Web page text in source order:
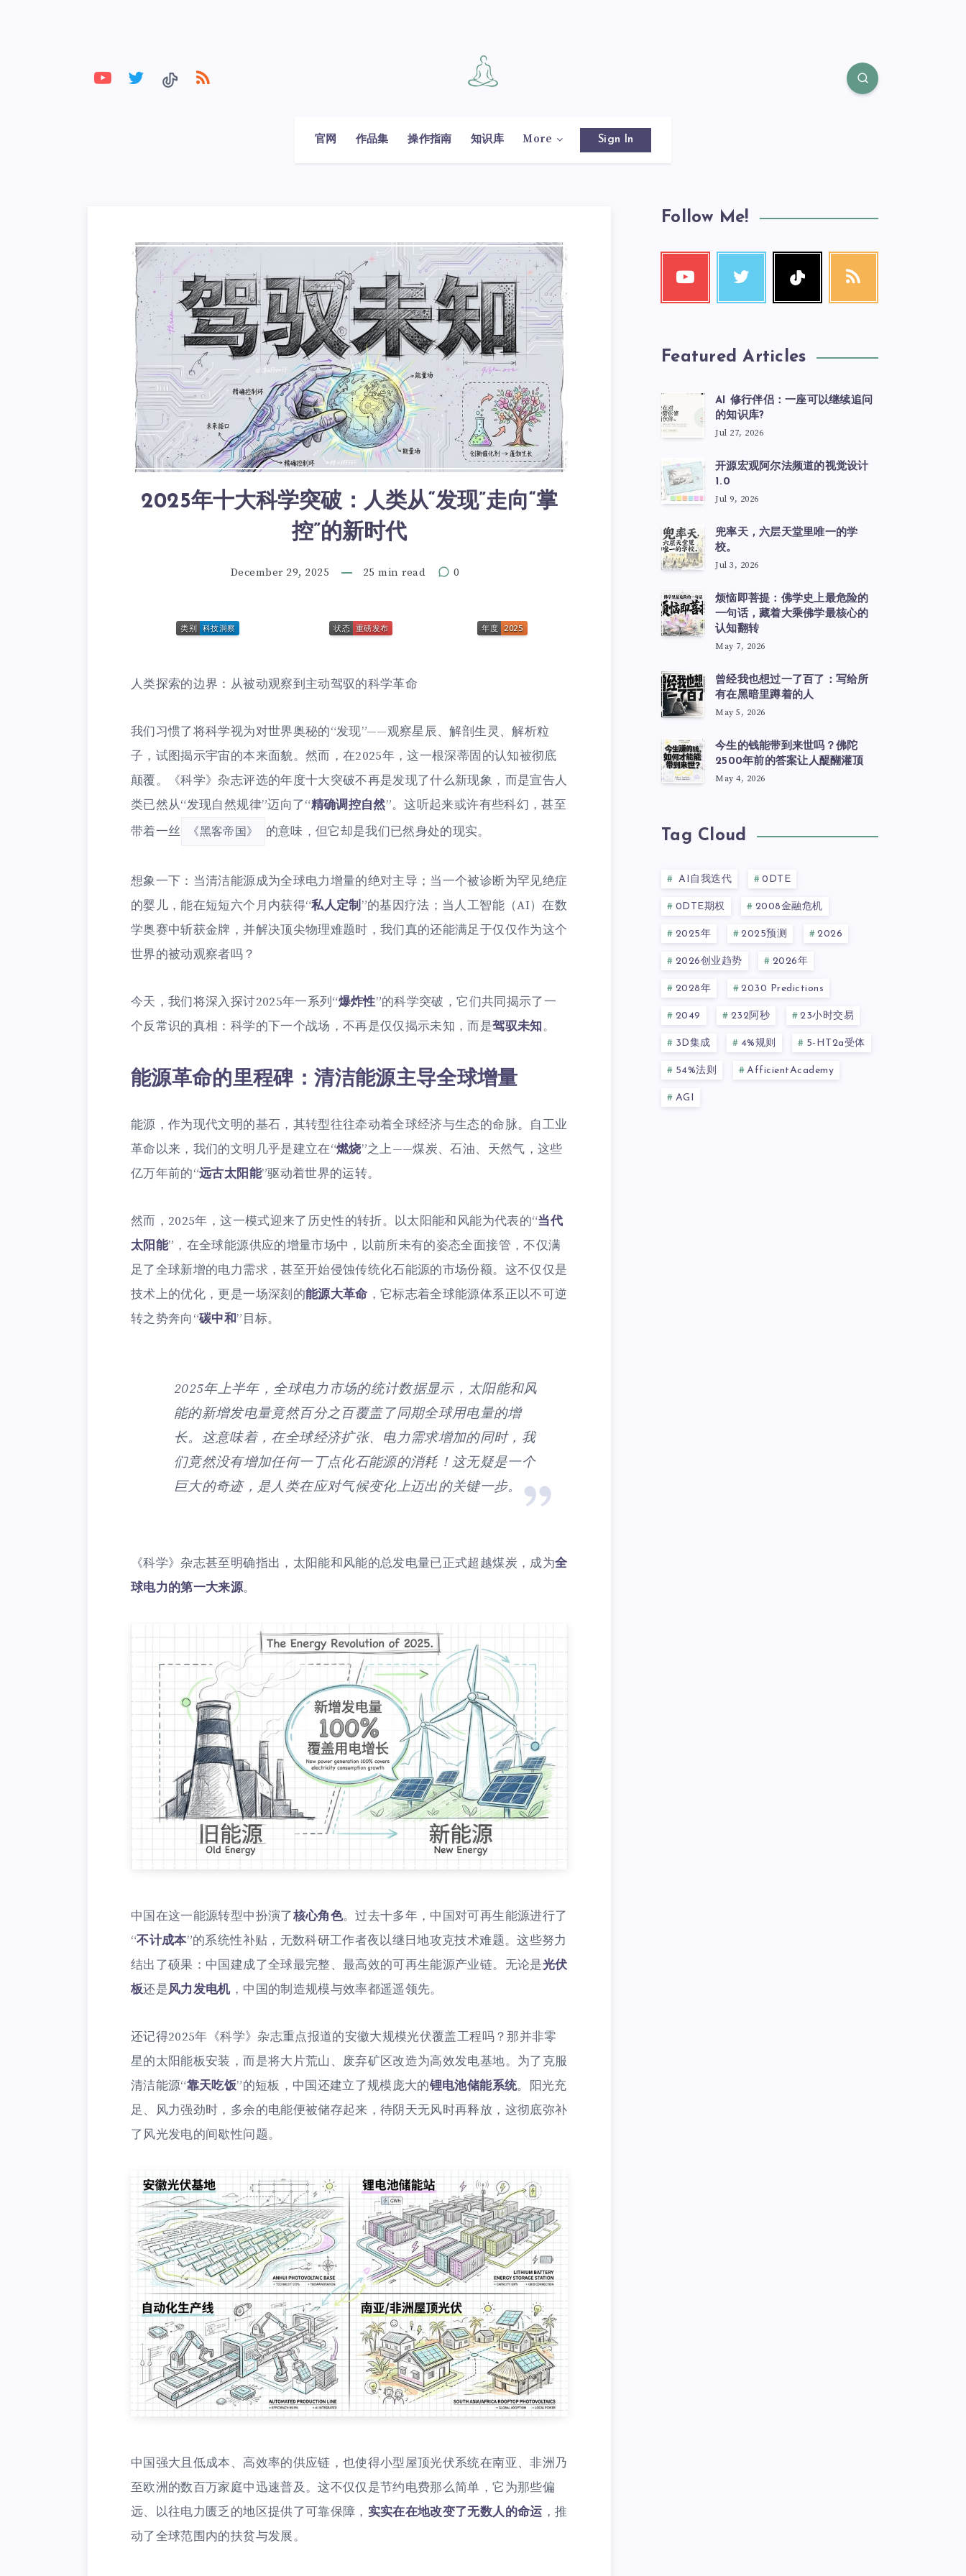
官网 作品集 操作指南 知识库 More Sign In
2025年十大科学突破：人类从“发现”走向“掌
控”的新时代
December 29, 2025 25 min read 0
人类探索的边界：从被动观察到主动驾驭的科学革命
我们习惯了将科学视为对世界奥秘的“发现”——观察星辰、解剖生灵、解析粒
子，试图揭示宇宙的本来面貌。然而，在2025年，这一根深蒂固的认知被彻底
颠覆。《科学》杂志评选的年度十大突破不再是发现了什么新现象，而是宣告人
类已然从“发现自然规律”迈向了“精确调控自然”。这听起来或许有些科幻，甚至
带着一丝
《黑客帝国》 的意味，但它却是我们已然身处的现实。
想象一下：当清洁能源成为全球电力增量的绝对主导；当一个被诊断为罕见绝症
的婴儿，能在短短六个月内获得“私人定制”的基因疗法；当人工智能（AI）在数
学奥赛中斩获金牌，并解决顶尖物理难题时，我们真的还能满足于仅仅作为这个
世界的被动观察者吗？
今天，我们将深入探讨2025年一系列“爆炸性”的科学突破，它们共同揭示了一
个反常识的真相：科学的下一个战场，不再是仅仅揭示未知，而是驾驭未知。
能源革命的里程碑：清洁能源主导全球增量
能源，作为现代文明的基石，其转型往往牵动着全球经济与生态的命脉。自工业
革命以来，我们的文明几乎是建立在“燃烧”之上——煤炭、石油、天然气，这些
亿万年前的“远古太阳能”驱动着世界的运转。
然而，2025年，这一模式迎来了历史性的转折。以太阳能和风能为代表的“当代
太阳能”，在全球能源供应的增量市场中，以前所未有的姿态全面接管，不仅满
足了全球新增的电力需求，甚至开始侵蚀传统化石能源的市场份额。这不仅仅是
技术上的优化，更是一场深刻的能源大革命 ，它标志着全球能源体系正以不可逆
转之势奔向“碳中和”目标。
2025年上半年，全球电力市场的统计数据显示，太阳能和风
能的新增发电量竟然百分之百覆盖了同期全球用电量的增
长。这意味着，在全球经济扩张、电力需求增加的同时，我
们竟然没有增加任何一丁点化石能源的消耗！这无疑是一个
巨大的奇迹，是人类在应对气候变化上迈出的关键一步。
《科学》杂志甚至明确指出，太阳能和风能的总发电量已正式超越煤炭，成为全
球电力的第一大来源。
中国在这一能源转型中扮演了核心角色。过去十多年，中国对可再生能源进行了
“不计成本”的系统性补贴，无数科研工作者夜以继日地攻克技术难题。这些努力
结出了硕果：中国建成了全球最完整、最高效的可再生能源产业链。无论是光伏
板还是风力发电机，中国的制造规模与效率都遥遥领先。
还记得2025年《科学》杂志重点报道的安徽大规模光伏覆盖工程吗？那并非零
星的太阳能板安装，而是将大片荒山、废弃矿区改造为高效发电基地。为了克服
清洁能源“靠天吃饭”的短板，中国还建立了规模庞大的锂电池储能系统。阳光充
足、风力强劲时，多余的电能便被储存起来，待阴天无风时再释放，这彻底弥补
了风光发电的间歇性问题。
中国强大且低成本、高效率的供应链，也使得小型屋顶光伏系统在南亚、非洲乃
至欧洲的数百万家庭中迅速普及。这不仅仅是节约电费那么简单，它为那些偏
远、以往电力匮乏的地区提供了可靠保障， 实实在在地改变了无数人的命运 ，推
动了全球范围内的扶贫与发展。
Follow Me!
Featured Articles
AI 修行伴侣：一座可以继续追问
的知识库?
Jul 27, 2026
开源宏观阿尔法频道的视觉设计
1.0
Jul 9, 2026
兜率天，六层天堂里唯一的学
校。
Jul 3, 2026
烦恼即菩提：佛学史上最危险的
一句话，藏着大乘佛学最核心的
认知翻转
May 7, 2026
曾经我也想过一了百了：写给所
有在黑暗里蹲着的人
May 5, 2026
今生的钱能带到来世吗？佛陀
2500年前的答案让人醍醐灌顶
May 4, 2026
Tag Cloud
AI自我迭代 0DTE
0DTE期权 2008金融危机
2025年 2025预测 2026
2026创业趋势 2026年
2028年 2030 Predictions
2049 232阿秒 23小时交易
3D集成 4%规则 5-HT2a受体
54%法则 AfficientAcademy
AGI